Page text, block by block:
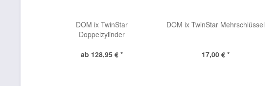
DOM ix TwinStar
Doppelzylinder
ab 128,95 € *
DOM ix TwinStar Mehrschlüssel
17,00 € *